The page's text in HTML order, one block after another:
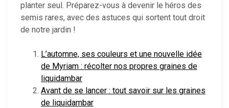
planter seul. Préparez-vous à devenir le héros des
semis rares, avec des astuces qui sortent tout droit
de notre jardin !
L’automne, ses couleurs et une nouvelle idée
de Myriam : récolter nos propres graines de
liquidambar
Avant de se lancer : tout savoir sur les graines
de liquidambar